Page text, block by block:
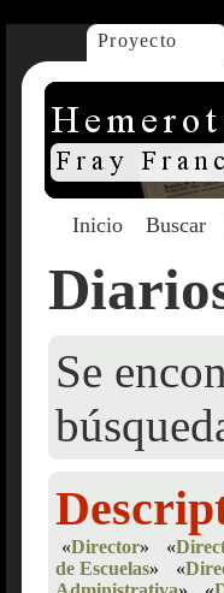
Proyecto
Inicio Buscar
Se
«Director» «
de Escuelas» «